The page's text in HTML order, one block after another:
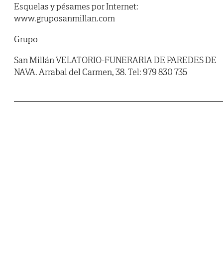
Esquelas y pésames por Internet:
www.gruposanmillan.com
Grupo
San Millán VELATORIO-FUNERARIA DE PAREDES DE
NAVA. Arrabal del Carmen, 38. Tel: 979 830 735